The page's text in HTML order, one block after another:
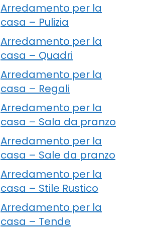
Arredamento per la
casa – Pulizia
Arredamento per la
casa – Quadri
Arredamento per la
casa – Regali
Arredamento per la
casa – Sala da pranzo
Arredamento per la
casa – Sale da pranzo
Arredamento per la
casa – Stile Rustico
Arredamento per la
casa – Tende